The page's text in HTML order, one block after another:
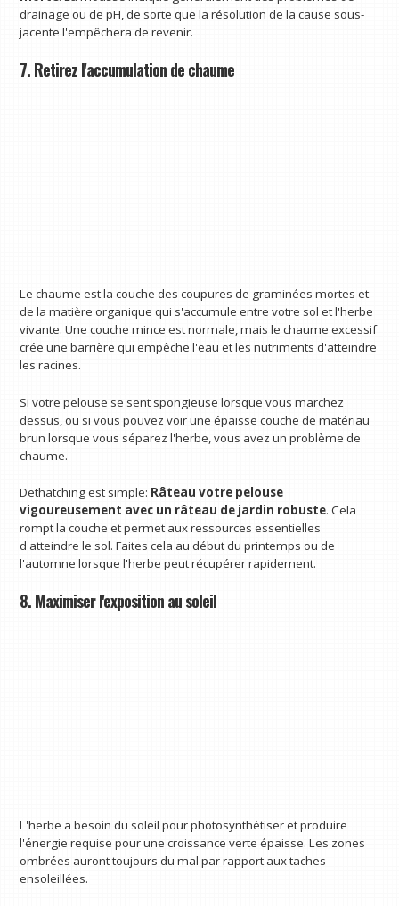
drainage ou de pH, de sorte que la résolution de la cause sous-
jacente l'empêchera de revenir.
7. Retirez l'accumulation de chaume
Le chaume est la couche des coupures de graminées mortes et
de la matière organique qui s'accumule entre votre sol et l'herbe
vivante. Une couche mince est normale, mais le chaume excessif
crée une barrière qui empêche l'eau et les nutriments d'atteindre
les racines.
Si votre pelouse se sent spongieuse lorsque vous marchez
dessus, ou si vous pouvez voir une épaisse couche de matériau
brun lorsque vous séparez l'herbe, vous avez un problème de
chaume.
Dethatching est simple: Râteau votre pelouse
vigoureusement avec un râteau de jardin robuste. Cela
rompt la couche et permet aux ressources essentielles
d'atteindre le sol. Faites cela au début du printemps ou de
l'automne lorsque l'herbe peut récupérer rapidement.
8. Maximiser l'exposition au soleil
L'herbe a besoin du soleil pour photosynthétiser et produire
l'énergie requise pour une croissance verte épaisse. Les zones
ombrées auront toujours du mal par rapport aux taches
ensoleillées.